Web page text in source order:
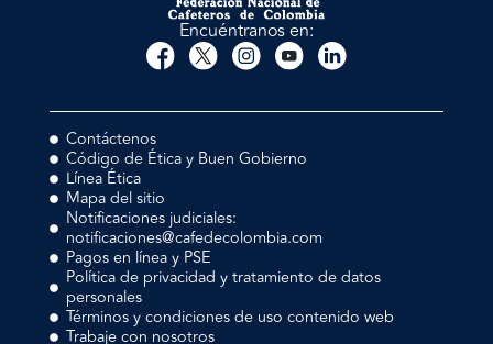
Encuéntranos en:
Contáctenos
Código de Ética y Buen Gobierno
Línea Ética
Mapa del sitio
Notificaciones judiciales:
notificaciones@cafedecolombia.com
Pagos en línea y PSE
Política de privacidad y tratamiento de datos
personales
Términos y condiciones de uso contenido web
Trabaje con nosotros